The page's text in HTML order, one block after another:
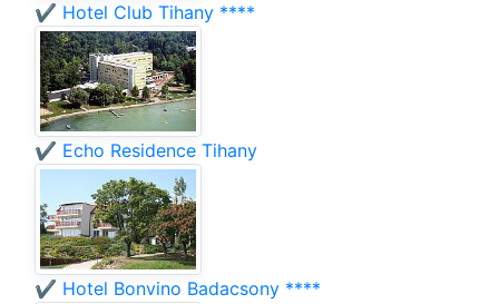
✔️ Hotel Club Tihany ****
✔️ Echo Residence Tihany
✔️ Hotel Bonvino Badacsony ****